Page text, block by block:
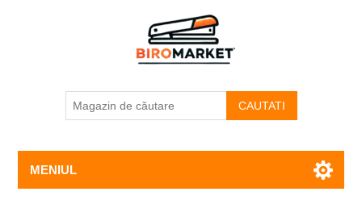
CAUTATI
MENIUL